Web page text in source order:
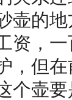
壶的
资，
，但
个壶